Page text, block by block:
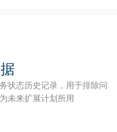
状态历史记录，用于排除问
未来扩展计划所用